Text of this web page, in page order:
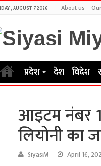
, AUGUST 7 2026 About us
प्रदेश देश विदेश
आइटम नंबर
लियोनी का
SiyasiM April 16,